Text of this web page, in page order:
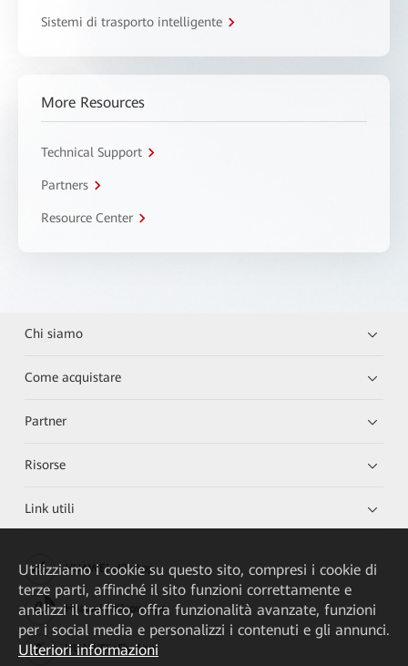
Sistemi di trasporto intelligente
More Resources
Technical Support
Partners
Resource Center
Chi siamo
Come acquistare
Partner
Risorse
Link utili
HUAWEI eKit App
Huawei HiKnow App
HUAWEI eFly App
Utilizziamo i cookie su questo sito, compresi i cookie di
terze parti, affinché il sito funzioni correttamente e
analizzi il traffico, offra funzionalità avanzate, funzioni
per i social media e personalizzi i contenuti e gli annunci.
Ulteriori informazioni